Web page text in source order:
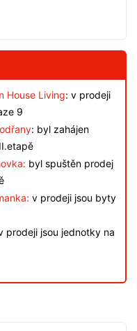
House Living: v prodeji
9
: byl zahájen
byl spuštěn prodej
v prodeji jsou byty
prodeji jsou jednotky na